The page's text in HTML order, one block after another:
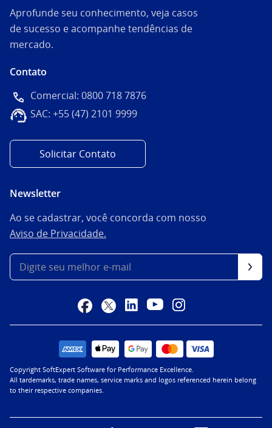
Aprofunde seu conhecimento, veja casos
de sucesso e acompanhe tendências de
mercado.
Contato
Comercial: 0800 718 7876
SAC: +55 (47) 2101 9999
Solicitar Contato
Newsletter
Ao se cadastrar, você concorda com nosso
Aviso de Privacidade.
Copyright SoftExpert Software for Performance Excellence.
All tardemarks, trade names, service marks and logos referenced herein belong
to their respective companies.